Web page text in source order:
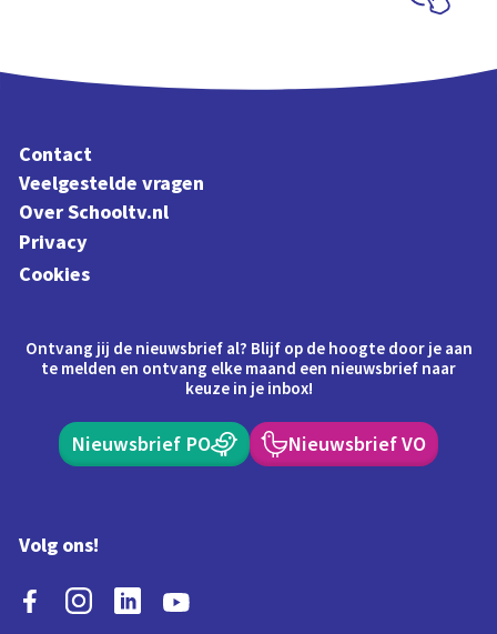
Contact
Veelgestelde vragen
Over Schooltv.nl
Privacy
Cookies
Ontvang jij de nieuwsbrief al? Blijf op de hoogte door je aan
te melden en ontvang elke maand een nieuwsbrief naar
keuze in je inbox!
Nieuwsbrief PO Nieuwsbrief VO
Volg ons!